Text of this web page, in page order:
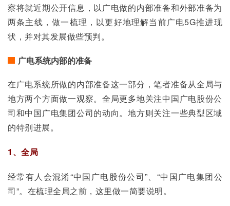
察将就近期公开信息，以广电做的内部准备和外部准备为
两条主线，做一梳理，以更好地理解当前广电5G推进现
状，并对其发展做些预判。
广电系统内部的准备
在广电系统所做的内部准备这一部分，笔者准备从全局与
地方两个方面做一观察。全局更多地关注中国广电股份公
司和中国广电集团公司的动向。地方则关注一些典型区域
的特别进展。
1、全局
经常有人会混淆“中国广电股份公司”、“中国广电集团公
司”。在梳理全局之前，这里做一简要说明。